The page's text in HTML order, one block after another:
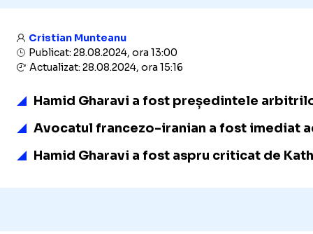
Cristian Munteanu
Publicat: 28.08.2024, ora 13:00
Actualizat: 28.08.2024, ora 15:16
Hamid Gharavi a fost președintele
Avocatul francezo-iranian a fost imediat
Hamid Gharavi a fost aspru criticat de